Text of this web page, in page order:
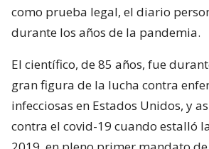
como prueba legal, el diario
durante los años de la pandemia.
El científico, de 85 años, fue
gran figura de la lucha contra
infecciosas en Estados Unidos, y
contra el covid-19 cuando estalló